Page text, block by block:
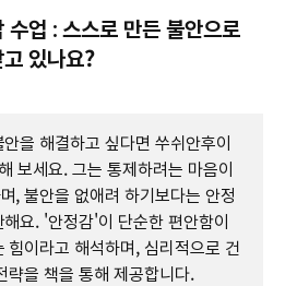
수업 : 스스로 만든 불안으로
있나요?
을 해결하고 싶다면 쑤쉬안후이
보세요. 그는 통제하려는 마음이
, 불안을 없애려 하기보다는 안정
요. '안정감'이 단순한 편안함이
힘이라고 해석하며, 심리적으로 건
략을 책을 통해 제공합니다.